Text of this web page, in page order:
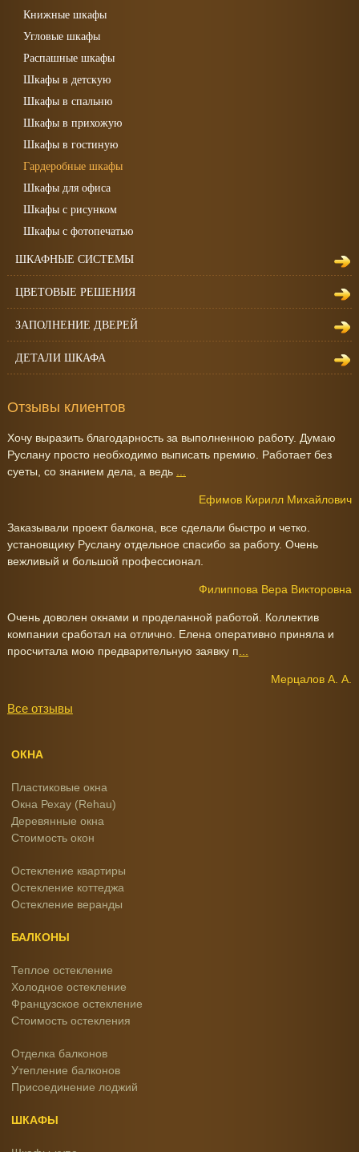
Книжные шкафы
Угловые шкафы
Распашные шкафы
Шкафы в детскую
Шкафы в спальню
Шкафы в прихожую
Шкафы в гостиную
Гардеробные шкафы
Шкафы для офиса
Шкафы с рисунком
Шкафы с фотопечатью
ШКАФНЫЕ СИСТЕМЫ
ЦВЕТОВЫЕ РЕШЕНИЯ
ЗАПОЛНЕНИЕ ДВЕРЕЙ
ДЕТАЛИ ШКАФА
Отзывы клиентов
Хочу выразить благодарность за выполненною работу. Думаю
Руслану просто необходимо выписать премию. Работает без
суеты, со знанием дела, а ведь ...
Ефимов Кирилл Михайлович
Заказывали проект балкона, все сделали быстро и четко.
установщику Руслану отдельное спасибо за работу. Очень
вежливый и большой профессионал.
Филиппова Вера Викторовна
Очень доволен окнами и проделанной работой. Коллектив
компании сработал на отлично. Елена оперативно приняла и
просчитала мою предварительную заявку п...
Мерцалов А. А.
Все отзывы
ОКНА
Пластиковые окна
Окна Рехау (Rehau)
Деревянные окна
Стоимость окон
Остекление квартиры
Остекление коттеджа
Остекление веранды
БАЛКОНЫ
Теплое остекление
Холодное остекление
Французское остекление
Стоимость остекления
Отделка балконов
Утепление балконов
Присоединение лоджий
ШКАФЫ